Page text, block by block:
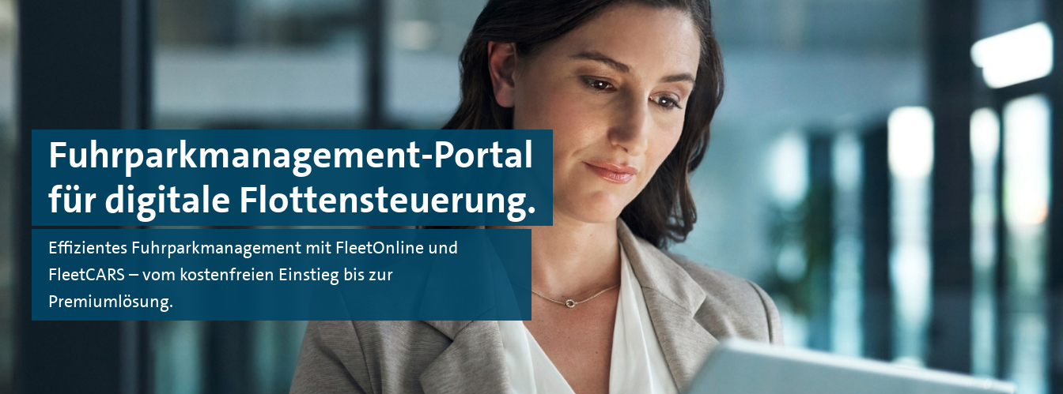
Zum Hauptinhalt springen
Zur Fußzeile springen
Fuhrparkmanagement-Portal
für digitale Flottensteuerung.
Effizientes Fuhrparkmanagement mit FleetOnline und
FleetCARS – vom kostenfreien Einstieg bis zur
Premiumlösung.